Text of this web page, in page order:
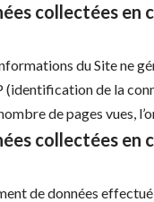
collectées en
du Site ne
(identification de la
de pages vues,
collectées en
de données